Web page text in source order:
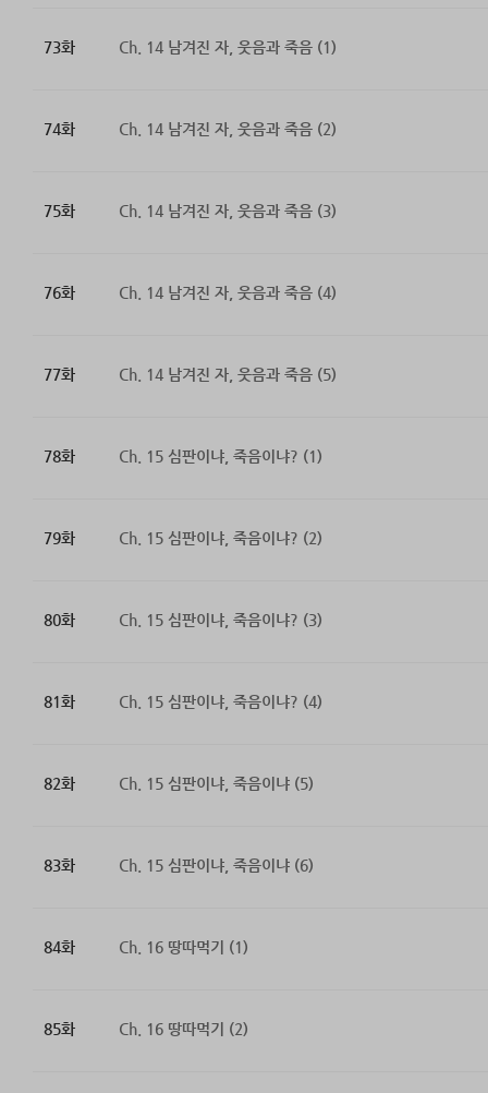
73화 Ch. 14 남겨진 자, 웃음과 죽음 (1)
74화 Ch. 14 남겨진 자, 웃음과 죽음 (2)
75화 Ch. 14 남겨진 자, 웃음과 죽음 (3)
76화 Ch. 14 남겨진 자, 웃음과 죽음 (4)
77화 Ch. 14 남겨진 자, 웃음과 죽음 (5)
78화 Ch. 15 심판이냐, 죽음이냐? (1)
79화 Ch. 15 심판이냐, 죽음이냐? (2)
80화 Ch. 15 심판이냐, 죽음이냐? (3)
81화 Ch. 15 심판이냐, 죽음이냐? (4)
82화 Ch. 15 심판이냐, 죽음이냐 (5)
83화 Ch. 15 심판이냐, 죽음이냐 (6)
84화 Ch. 16 땅따먹기 (1)
85화 Ch. 16 땅따먹기 (2)